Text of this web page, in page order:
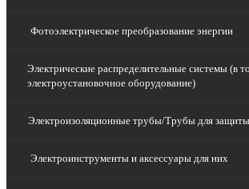
Фотоэлектрическое преобразование энергии
Электрические распределительные системы (в
электроустановочное оборудование)
Электроизоляционные трубы/Трубы для защиты
Электроинструменты и аксессуары для них